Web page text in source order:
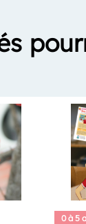
0 à 5